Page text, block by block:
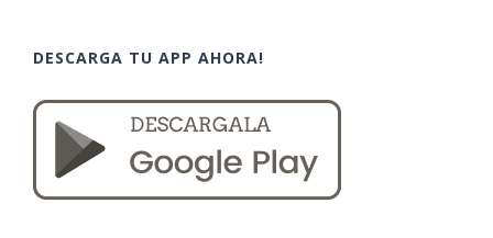
DESCARGA TU APP AHORA!